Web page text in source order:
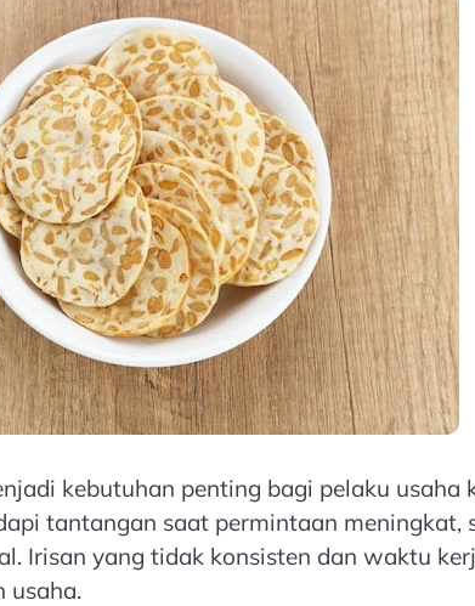
kebutuhan penting bagi pelaku usaha
tantangan saat permintaan meningkat,
Irisan yang tidak konsisten dan waktu
usaha.